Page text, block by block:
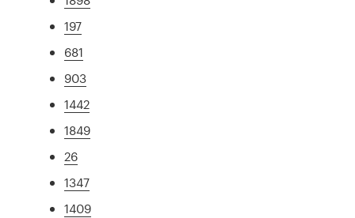
197
681
903
1442
1849
26
1347
1409